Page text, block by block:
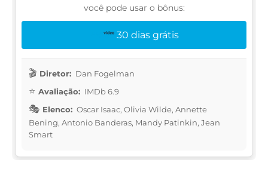
você pode usar o bônus:
30 dias grátis
Diretor: Dan Fogelman
Avaliação: IMDb 6.9
Elenco: Oscar Isaac, Olivia Wilde, Annette
Bening, Antonio Banderas, Mandy Patinkin, Jean
Smart